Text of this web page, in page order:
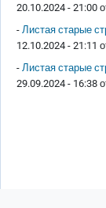
20.10.2024 - 21:00
- Листая старые
12.10.2024 - 21:11
- Листая старые
29.09.2024 - 16:38